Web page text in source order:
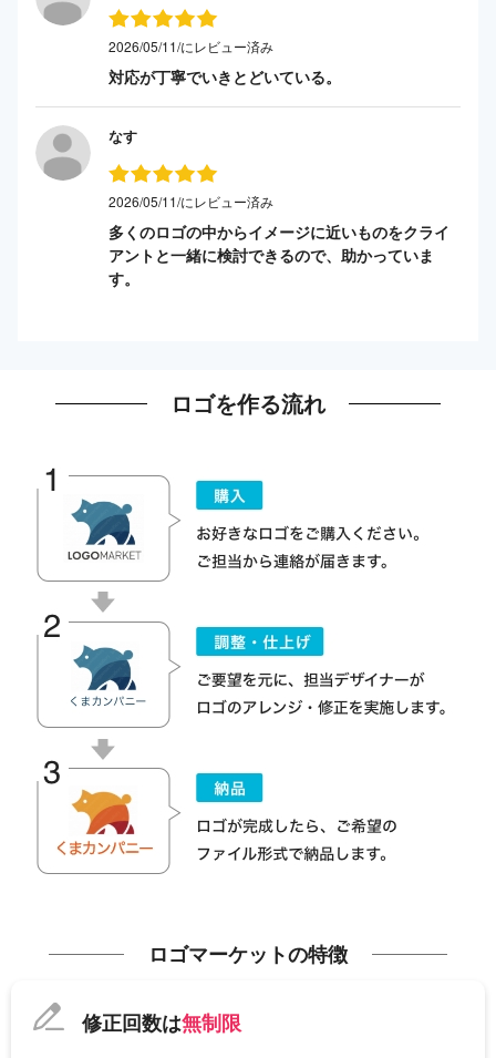
2026/05/11/にレビュー済み
対応が丁寧でいきとどいている。
なす
2026/05/11/にレビュー済み
多くのロゴの中からイメージに近いものをクライ
アントと一緒に検討できるので、助かっていま
す。
ロゴを作る流れ
ロゴマーケットの特徴
修正回数は無制限